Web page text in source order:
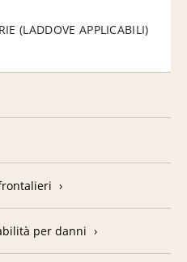
(LADDOVE APPLICABILI)
per danni